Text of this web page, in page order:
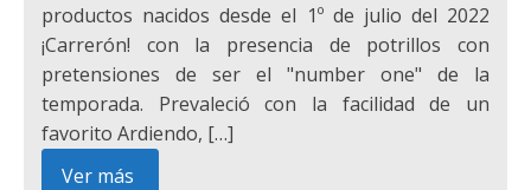
productos nacidos desde el 1º de julio del 2022
¡Carrerón! con la presencia de potrillos con
pretensiones de ser el "number one" de la
temporada. Prevaleció con la facilidad de un
favorito Ardiendo, […]
Ver más